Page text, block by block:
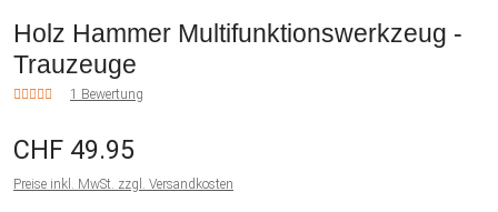
Holz Hammer Multifunktionswerkzeug -
Trauzeuge
1 Bewertung
CHF 49.95
Preise inkl. MwSt. zzgl. Versandkosten